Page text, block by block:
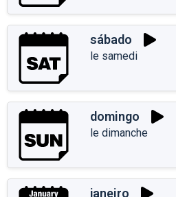
sábado
le samedi
domingo
le dimanche
janeiro